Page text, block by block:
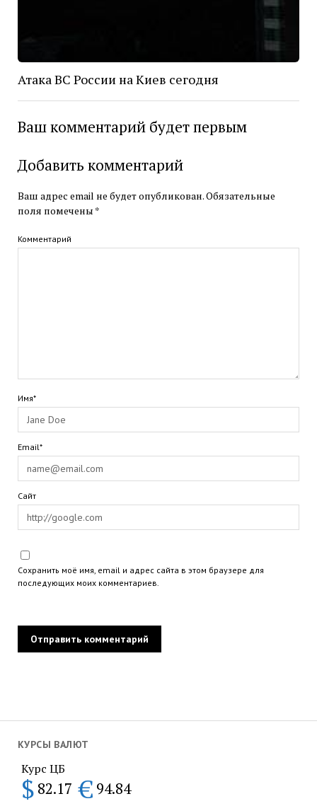
КУРСЫ ВАЛЮТ
Курс ЦБ
$ 82.17 € 94.84
Атака ВС России на Киев сегодня
Ваш комментарий будет первым
Добавить комментарий
Ваш адрес email не будет опубликован.Обязательные
поля помечены *
Комментарий
Имя*
Email*
Сайт
Сохранить моё имя, email и адрес сайта в этом браузере для
последующих моих комментариев.